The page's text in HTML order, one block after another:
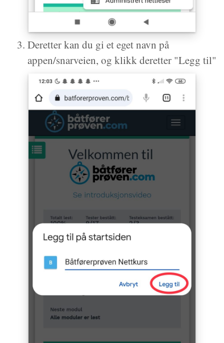
Deretter kan du gi et eget navn på
appen/snarveien, og klikk deretter "Legg til"